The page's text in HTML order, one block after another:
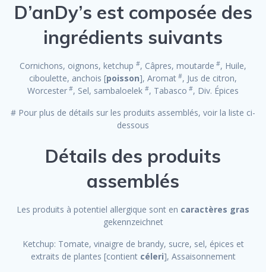
D’anDy’s est composée des
ingrédients suivants
Cornichons, oignons, ketchup #, Câpres, moutarde #, Huile,
ciboulette, anchois [poisson], Aromat #, Jus de citron,
Worcester #, Sel, sambaloelek #, Tabasco #, Div. Épices
# Pour plus de détails sur les produits assemblés, voir la liste ci-
dessous
Détails des produits
assemblés
Les produits à potentiel allergique sont en caractères gras
gekennzeichnet
Ketchup: Tomate, vinaigre de brandy, sucre, sel, épices et
extraits de plantes [contient céleri], Assaisonnement